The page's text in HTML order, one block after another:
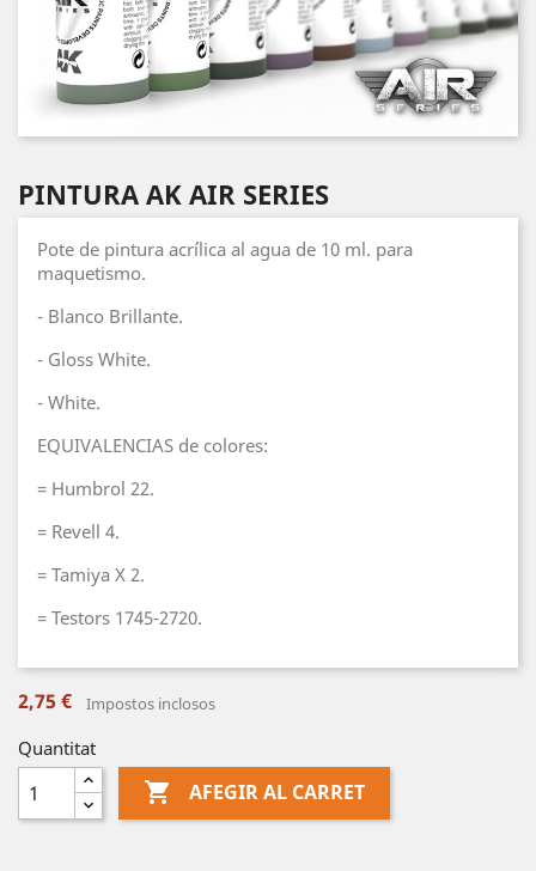
PINTURA AK AIR SERIES
Pote de pintura acrílica al agua de 10 ml. para
maquetismo.
- Blanco Brillante.
- Gloss White.
- White.
EQUIVALENCIAS de colores:
= Humbrol 22.
= Revell 4.
= Tamiya X 2.
= Testors 1745-2720.
2,75 € Impostos inclosos
Quantitat
 AFEGIR AL CARRET